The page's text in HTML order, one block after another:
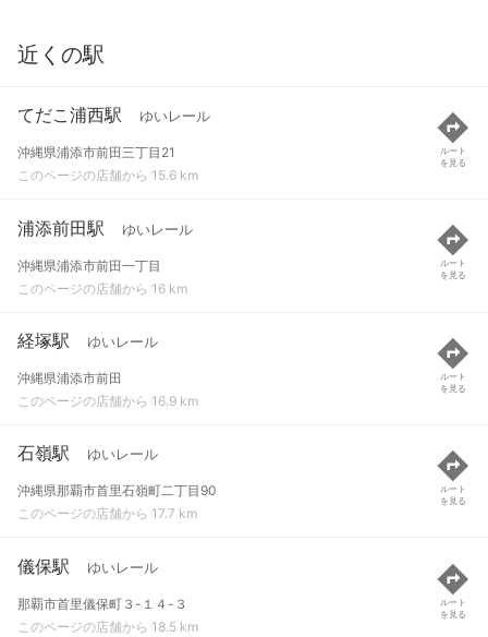
近くの駅
てだこ浦西駅 ゆいレール
沖縄県浦添市前田三丁目21
このページの店舗から 15.6 km
ルート
を見る
浦添前田駅 ゆいレール
沖縄県浦添市前田一丁目
このページの店舗から 16 km
ルート
を見る
経塚駅 ゆいレール
沖縄県浦添市前田
このページの店舗から 16.9 km
ルート
を見る
石嶺駅 ゆいレール
沖縄県那覇市首里石嶺町二丁目90
このページの店舗から 17.7 km
ルート
を見る
儀保駅 ゆいレール
那覇市首里儀保町３-１４-３
このページの店舗から 18.5 km
ルート
を見る